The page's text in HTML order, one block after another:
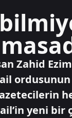
Zahid
yeni